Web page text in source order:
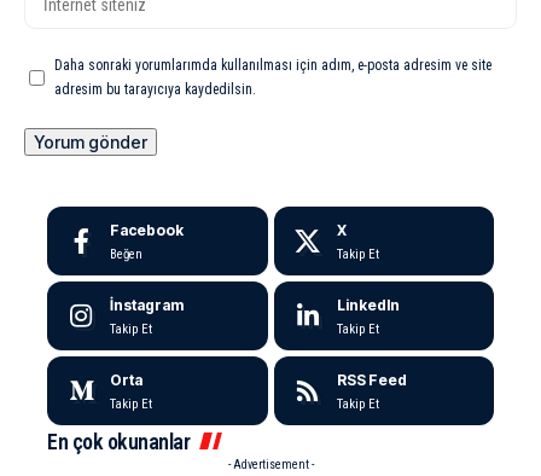
Daha sonraki yorumlarımda kullanılması için adım, e-posta adresim ve site
adresim bu tarayıcıya kaydedilsin.
Facebook
Beğen
X
Takip Et
İnstagram
Takip Et
LinkedIn
Takip Et
Orta
Takip Et
RSS Feed
Takip Et
En çok okunanlar
- Advertisement -